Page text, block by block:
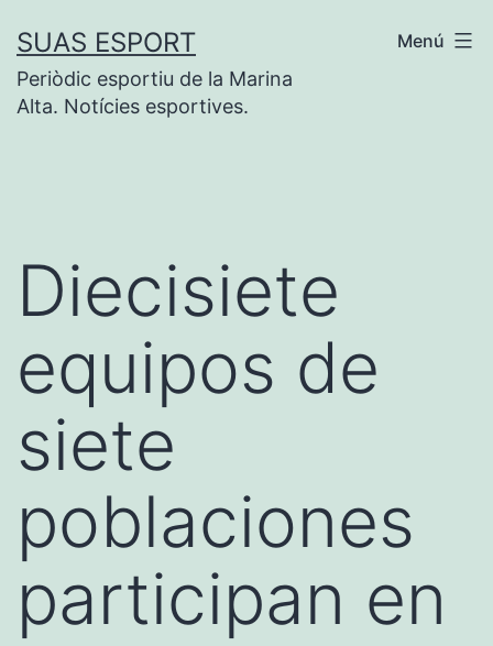
contenido
SUAS ESPORT
Periòdic esportiu de la Marina
Alta. Notícies esportives.
Menú
Diecisiete
equipos de
siete
poblaciones
participan en